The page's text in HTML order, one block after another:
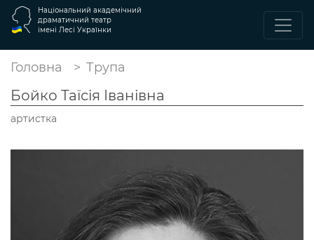
Національний академічний
драматичний театр
імені Лесі Українки
Головна Трупа
Бойко Таїсія Іванівна
артистка